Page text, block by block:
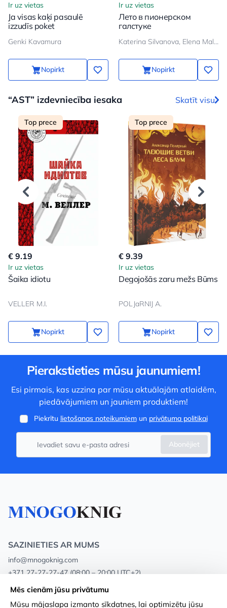
Ir uz vietas
Ja visas kaķi pasaulē
izzudīs poket
Genki Kavamura
Nopirkt
Ir uz vietas
Лето в пионерском
галстуке
Katerina Silvanova, Elena Malisova
Nopirkt
“AST” izdevniecība iesaka Skatīt visu
Top prece
€ 9.19
Ir uz vietas
Šaika idiotu
VELLER M.I.
Nopirkt
Top prece
€ 9.39
Ir uz vietas
Degojošās zaru mežs Būms
POLJaRNIJ A.
Nopirkt
Pierakstieties mūsu jaunumiem!
Esi pirmais, kas uzzina par mūsu aktuālajām atlaidēm,
piedāvājumiem un jauniem produktiem!
Piekrītu lietošanas noteikumiemun privātuma politikai
Abonējiet
SAZINIETIES AR MUMS
info@mnogoknig.com
+371 27-27-27-47 (08:00 – 20:00 UTC+2)
Rīga, Augusta Deglava 69d, LV-1082
Mēs cienām jūsu privātumu
Mūsu mājaslapa izmanto sīkdatnes, lai optimizētu jūsu